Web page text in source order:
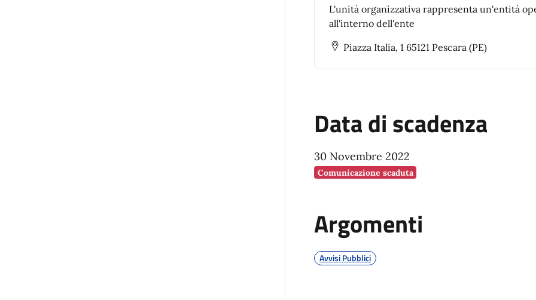
L'unità organizzativa rappresenta un'entità
all'interno dell'ente
Piazza Italia, 1 65121 Pescara (PE)
Data di scadenza
30 Novembre 2022
Comunicazione scaduta
Argomenti
Avvisi Pubblici